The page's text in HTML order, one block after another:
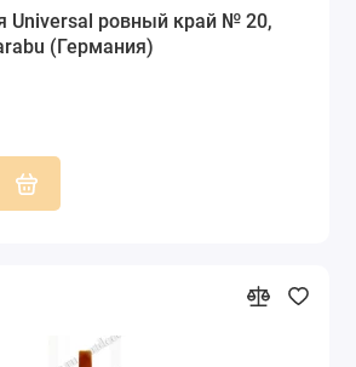
Universal ровный край № 20,
(Германия)